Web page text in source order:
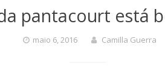
pantacourt está
maio 6, 2016 Camilla Guerra